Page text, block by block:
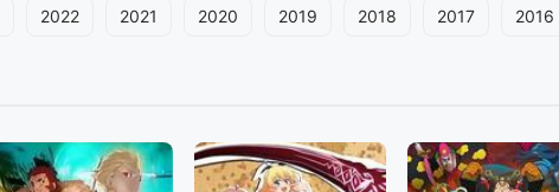
2022 2021 2020 2019 2018 2017 2016